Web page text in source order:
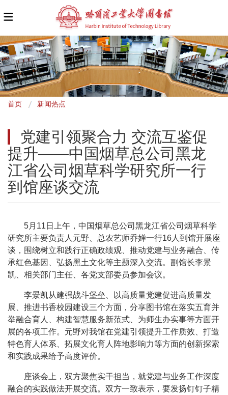
面
首页 新闻热点
党建引领聚合力 交流互鉴促
提升——中国烟草总公司黑龙
江省公司烟草科学研究所一行
到馆座谈交流
5月11日上午，中国烟草总公司黑龙江省公司烟草科学
研究所主要负责人元野、总农艺师乔婵一行16人到馆开展座
谈，围绕树立和践行正确政绩观、推动党建与业务融合、传
承红色基因、弘扬黑土文化等主题深入交流。副馆长李景
凯、相关部门主任、各党支部委员参加会议。
李景凯从建强战斗堡垒、以高质量党建促进高质量发
展、推进书香校园建设三个方面，分享图书馆在落实五育并
举融合育人、构建智慧服务新范式、为师生办实事等方面开
展的各项工作。元野对我馆在党建引领提升工作质效、打造
特色育人体系、拓展文化育人阵地影响力等方面的创新探索
和实践成果给予高度评价。
座谈会上，双方聚焦实干担当，就党建与业务工作深度
融合的实践做法开展交流。双方一致表示，要发扬钉钉子精